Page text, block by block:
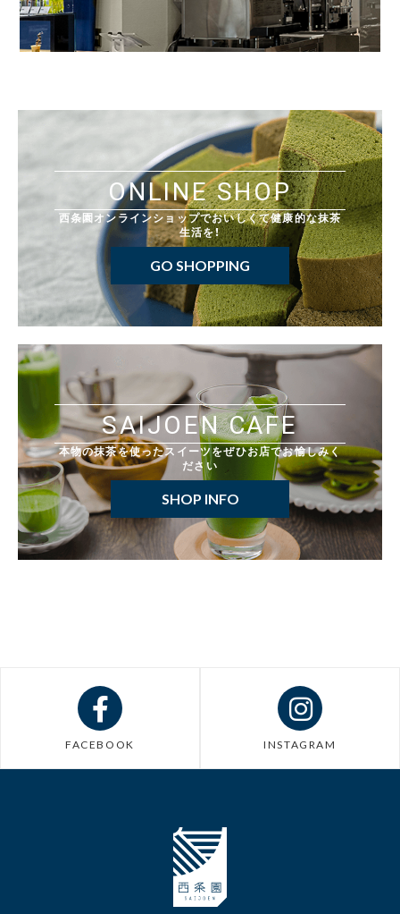
ONLINE SHOP
西条園オンラインショップでおいしくて健康的な抹茶
生活を！
GO SHOPPING
SAIJOEN CAFE
本物の抹茶を使ったスイーツをぜひお店でお愉しみく
ださい
SHOP INFO
FACEBOOK INSTAGRAM